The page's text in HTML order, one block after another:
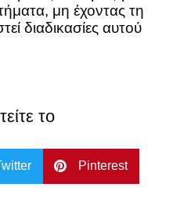
μη έχοντας τη
διαδικασίες αυτού
το
Pinterest